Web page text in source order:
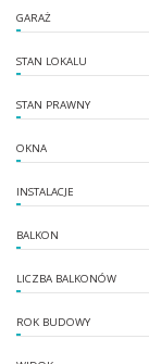
GARAŻ
STAN LOKALU
STAN PRAWNY
OKNA
INSTALACJE
BALKON
LICZBA BALKONÓW
ROK BUDOWY